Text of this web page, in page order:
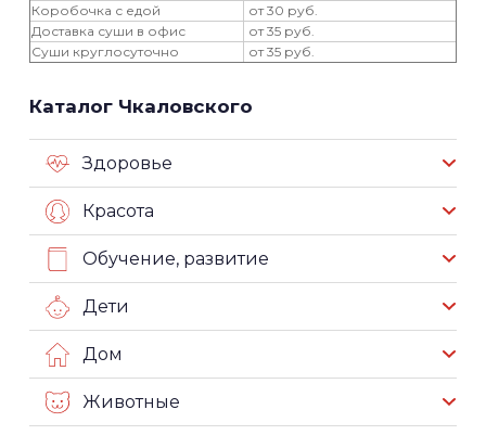
Коробочка с едой
от 30 руб.
Доставка суши в офис
от 35 руб.
Суши круглосуточно
от 35 руб.
Каталог Чкаловского
Здоровье
Красота
Обучение, развитие
Дети
Дом
Животные